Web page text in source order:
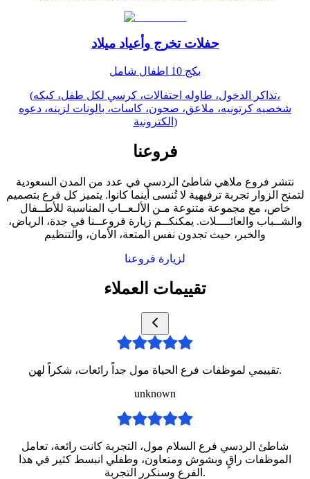
حفلات تخرج وأعياد ميلاد
بكج 10 اطفال شامل
(تذاكر الدخول، طاوله احتفالات، كرسي لكل طفل، كيكه،
شخصيه كرتونيه، ملاعق، صحون، كاسات، بالونات لزينه، دعوه
الكترونية)
فروعنا
نتشر فروع ملاهي شاطئ الردسي في عدد من المدن السعودية
لتمنح الزوار تجربة ترفيهية لا تُنسى أينما كانوا. يتميز كل فرع بتصميم
خاص، مع مجموعة متنوعة مـن الألـعــاب المناسبة للأطــفال
والشــباب والعائــــلات. يمكنكــم زيارة فروعــنا في جدة، الرياض،
والخبر، حيث تجدون نفس المتعة، الأمان، والتنظيم
لزيارة فروعنا
تقييمات العملاء
تقييمي لموظفات فرع الحياة مول جداً رائعات، شكراً لهن.
unknown
شاطئ الردسي فرع السلام مول، التجربة كانت رائعة، تعامل
الموظفات راقٍ وبشوش ومتعاون، وطفلي انبسط كثير في هذا
الفرع وسنكرر التجربة.